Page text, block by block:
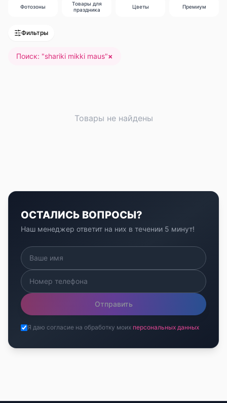
Фотозоны
Товары для
праздника
Цветы Премиум
Фильтры
Поиск: "shariki mikki maus"×
Товары не найдены
ОСТАЛИСЬ ВОПРОСЫ?
Наш менеджер ответит на них в течении 5 минут!
Отправить
Я даю согласие на обработку моих персональных данных